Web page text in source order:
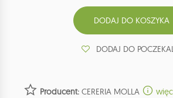
DODAJ DO
Producent: CERERIA MOLLA